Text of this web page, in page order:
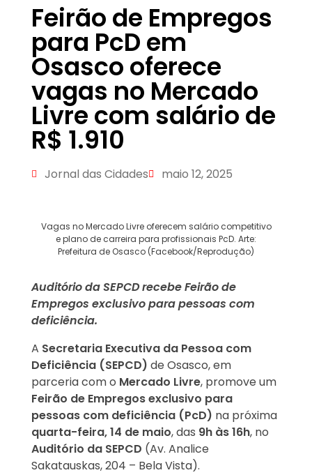
Feirão de Empregos
para PcD em
Osasco oferece
vagas no Mercado
Livre com salário de
R$ 1.910
Jornal das Cidades maio 12, 2025
Vagas no Mercado Livre oferecem salário competitivo
e plano de carreira para profissionais PcD. Arte:
Prefeitura de Osasco (Facebook/Reprodução)
Auditório da SEPCD recebe Feirão de
Empregos exclusivo para pessoas com
deficiência.
A Secretaria Executiva da Pessoa com
Deficiência (SEPCD) de Osasco, em
parceria com o Mercado Livre, promove um
Feirão de Empregos exclusivo para
pessoas com deficiência (PcD) na próxima
quarta-feira, 14 de maio, das 9h às 16h, no
Auditório da SEPCD (Av. Analice
Sakatauskas, 204 – Bela Vista).